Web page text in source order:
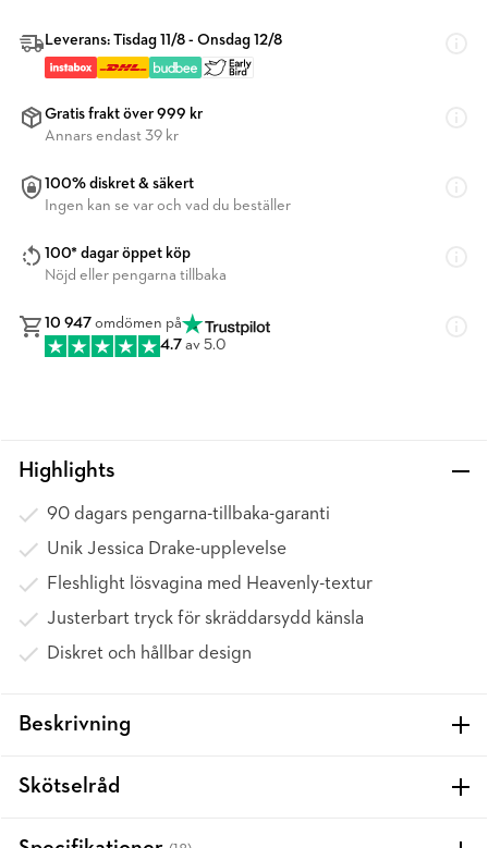
Leverans: Tisdag 11/8 - Onsdag 12/8
Gratis frakt över 999 kr
Annars endast 39 kr
100% diskret & säkert
Ingen kan se var och vad du beställer
100* dagar öppet köp
Nöjd eller pengarna tillbaka
10 947 omdömen på
4.7 av 5.0
Highlights
90 dagars pengarna-tillbaka-garanti
Unik Jessica Drake-upplevelse
Fleshlight lösvagina med Heavenly-textur
Justerbart tryck för skräddarsydd känsla
Diskret och hållbar design
Beskrivning
Skötselråd